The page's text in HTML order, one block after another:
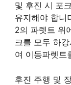
및 후진 시 포
유지해야 합니
2의 파렛트 위
크를 모두 하
여 이동파렛트
후진 주행 및